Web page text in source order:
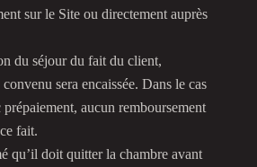
sur le Site ou directement auprès
du séjour du fait du client,
sera encaissée. Dans le cas
aucun remboursement
fait.
qu’il doit quitter la chambre avant